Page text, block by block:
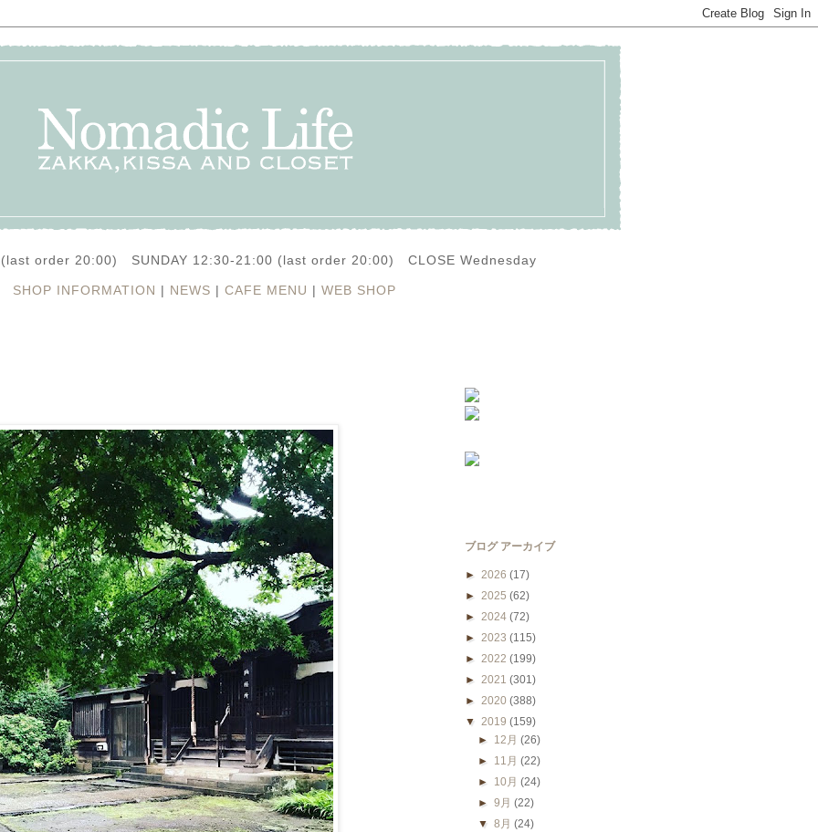
(last order 20:00) SUNDAY 12:30-21:00 (last order 20:00) CLOSE Wednesday
SHOP INFORMATION | NEWS | CAFE MENU | WEB SHOP
ブログ アーカイブ
► 2026 (17)
► 2025 (62)
► 2024 (72)
► 2023 (115)
► 2022 (199)
► 2021 (301)
► 2020 (388)
▼ 2019 (159)
► 12月(26)
► 11月(22)
► 10月(24)
►9月(22)
▼8月(24)